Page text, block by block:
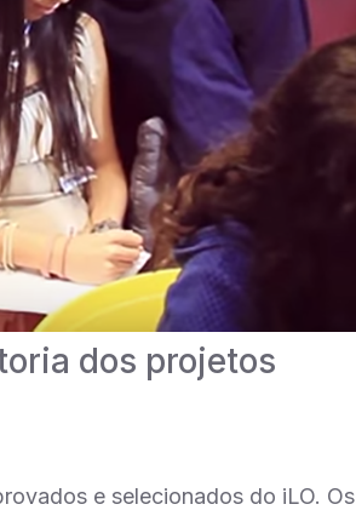
dos projetos
e selecionados do iLO. Os